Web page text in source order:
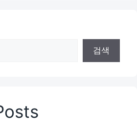
검색